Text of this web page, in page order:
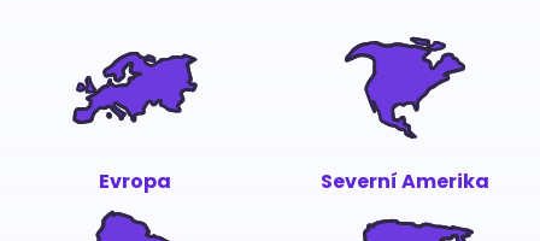
Evropa Severní Amerika